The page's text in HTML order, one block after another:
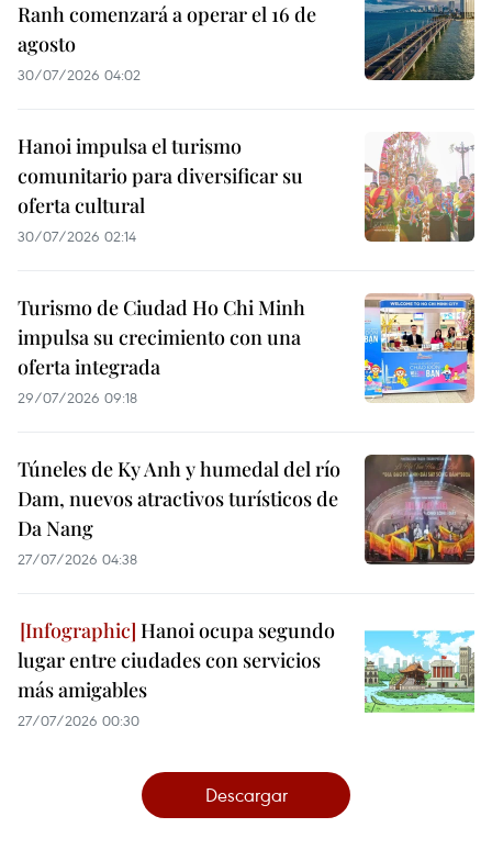
Ranh comenzará a operar el 16 de
agosto
30/07/2026 04:02
Hanoi impulsa el turismo
comunitario para diversificar su
oferta cultural
30/07/2026 02:14
Turismo de Ciudad Ho Chi Minh
impulsa su crecimiento con una
oferta integrada
29/07/2026 09:18
Túneles de Ky Anh y humedal del río
Dam, nuevos atractivos turísticos de
Da Nang
27/07/2026 04:38
Hanoi ocupa segundo
lugar entre ciudades con servicios
más amigables
27/07/2026 00:30
Descargar